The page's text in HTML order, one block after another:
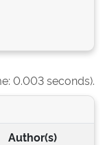
0.003 seconds).
Author(s)